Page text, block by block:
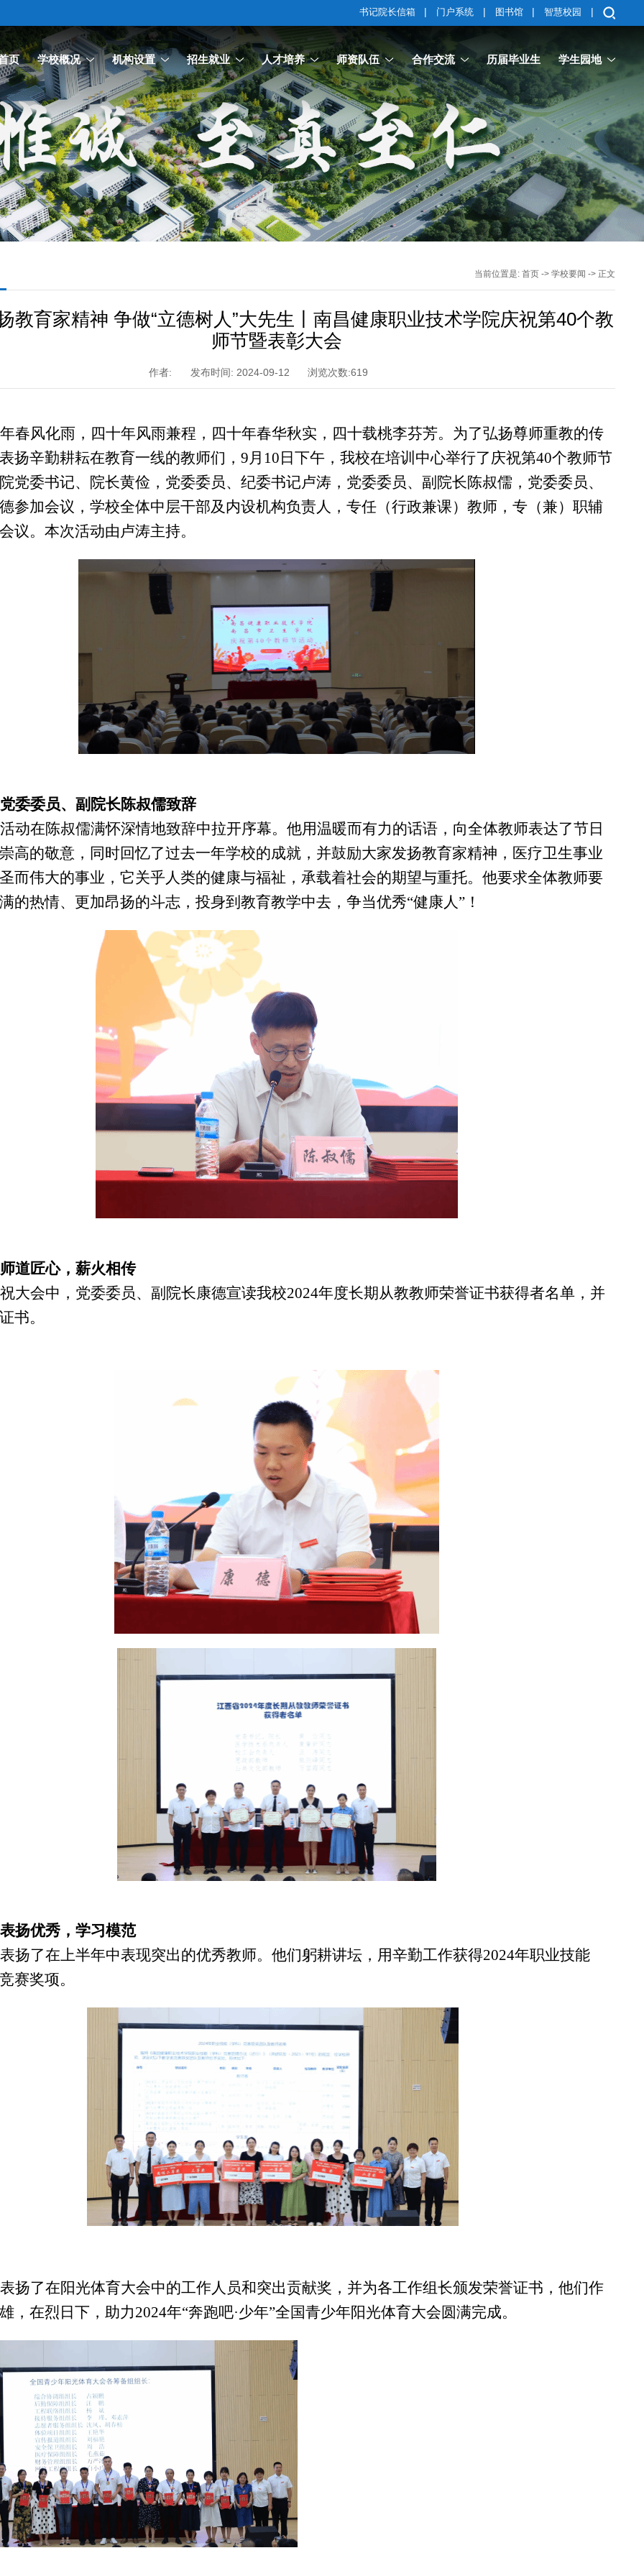
书记院长信箱 | 门户系统 | 图书馆 | 智慧校园 |
页 学校概况 机构设置 招生就业 人才培养 师资队伍 合作交流 历届毕业生 学生园地
当前位置是: 首页-> 学校要闻 -> 正文
教育家精神 争做“立德树人”大先生丨南昌健康职业技术学院庆祝第40个教
师节暨表彰大会
作者: 发布时间: 2024-09-12 浏览次数:619
春风化雨，四十年风雨兼程，四十年春华秋实，四十载桃李芬芳。为了弘扬尊师重教的传
扬辛勤耕耘在教育一线的教师们，9月10日下午，我校在培训中心举行了庆祝第40个教师节
党委书记、院长黄俭，党委委员、纪委书记卢涛，党委委员、副院长陈叔儒，党委委员、
参加会议，学校全体中层干部及内设机构负责人，专任（行政兼课）教师，专（兼）职辅
议。本次活动由卢涛主持。
党委委员、副院长陈叔儒致辞
动在陈叔儒满怀深情地致辞中拉开序幕。 他用温暖而有力的话语，向全体教师表达了节日
高的敬意，同时回忆了过去一年学校的成就，并鼓励大家发扬教育家精神，医疗卫生事业
而伟大的事业，它关乎人类的健康与福祉，承载着社会的期望与重托。他要求全体教师要
的热情、更加昂扬的斗志，投身到教育教学中去，争当优秀“健康人”！
道匠心，薪火相传
大会中，党委委员、副 院长康德宣读我校2024年度长期从教教师荣誉证书获得者名单，并
书。
扬优秀，学习模范
扬了在上半年中表现突出的优秀教师。他们躬耕讲坛，用辛勤工作获得2024年职业技能
赛奖项。
扬了在阳光体育大会中的工作人员和突出贡献奖 ，并为各工作组长颁发荣誉证书，他们作
，在烈日下，助力2024年“奔跑吧·少年”全国青少年阳光体育大会圆满完成。